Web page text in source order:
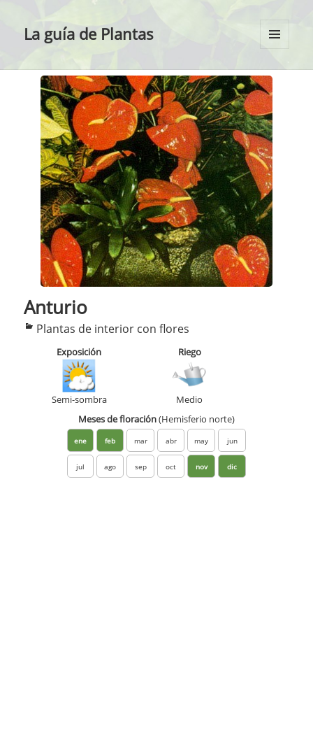
La guía de Plantas
WIDGETS
Anturio
Categorías
Plantas de interior con flores
Exposición
Semi-sombra
Riego
Medio
Meses de floración(Hemisferio norte)
ene feb mar abr may jun
jul ago sep oct nov dic